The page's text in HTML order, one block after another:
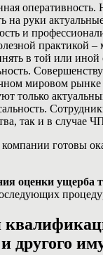
на руки
и
практикой –
в той или иной
мировом рынке
только
так и в случае
готовы
оценки ущерба
другого